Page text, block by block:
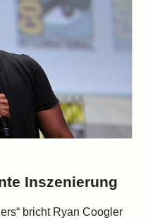
Inszenierung
bricht Ryan Coogler